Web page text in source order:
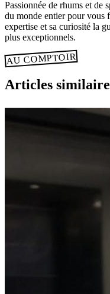
Passionnée de rhums et
du monde entier pour vous
expertise et sa curiosité la
plus exceptionnels.
AU COMPTOIR
Articles